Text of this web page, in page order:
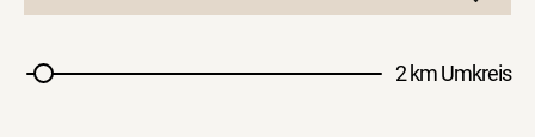
2 km Umkreis